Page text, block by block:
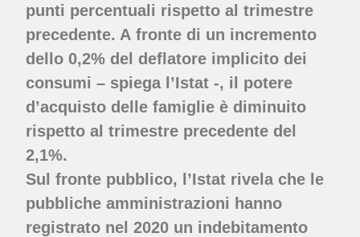
punti percentuali rispetto al trimestre
precedente. A fronte di un incremento
dello 0,2% del deflatore implicito dei
consumi – spiega l’Istat -, il potere
d’acquisto delle famiglie è diminuito
rispetto al trimestre precedente del
2,1%.
Sul fronte pubblico, l’Istat rivela che le
pubbliche amministrazioni hanno
registrato nel 2020 un indebitamento